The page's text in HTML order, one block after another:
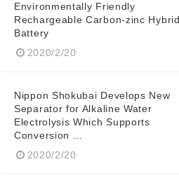
Environmentally Friendly
Rechargeable Carbon-zinc Hybrid
Battery
2020/2/20
Nippon Shokubai Develops New
Separator for Alkaline Water
Electrolysis Which Supports
Conversion ...
2020/2/20